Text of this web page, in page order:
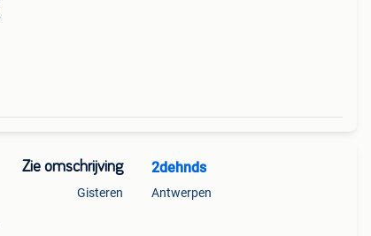
Zie omschrijving
Gisteren
2dehnds
Antwerpen